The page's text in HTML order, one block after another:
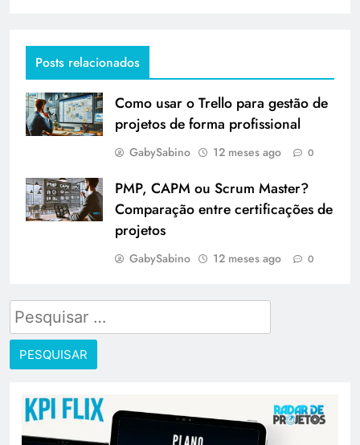
Posts relacionados
Como usar o Trello para gestão de
projetos de forma profissional
GabySabino 12 meses ago 0
PMP, CAPM ou Scrum Master?
Comparação entre certificações de
projetos
GabySabino 12 meses ago 0